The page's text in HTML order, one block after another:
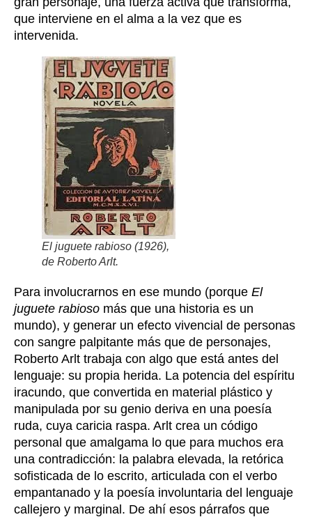
que interviene en el alma a la vez que es
intervenida.
El juguete rabioso (1926),
de Roberto Arlt.
Para involucrarnos en ese mundo (porque El
juguete rabioso más que una historia es un
mundo), y generar un efecto vivencial de personas
con sangre palpitante más que de personajes,
Roberto Arlt trabaja con algo que está antes del
lenguaje: su propia herida. La potencia del espíritu
iracundo, que convertida en material plástico y
manipulada por su genio deriva en una poesía
ruda, cuya caricia raspa. Arlt crea un código
personal que amalgama lo que para muchos era
una contradicción: la palabra elevada, la retórica
sofisticada de lo escrito, articulada con el verbo
empantanado y la poesía involuntaria del lenguaje
callejero y marginal. De ahí esos párrafos que